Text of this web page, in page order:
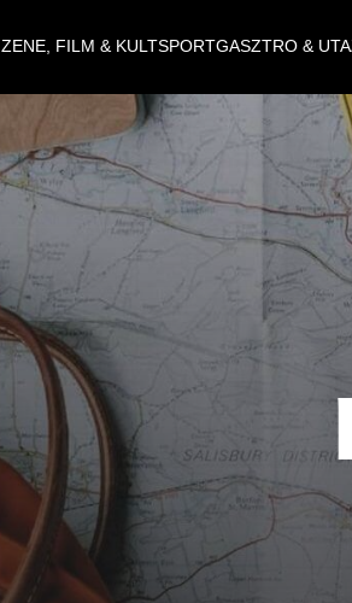
ZENE, FILM & KULTSPORTGASZTRO &